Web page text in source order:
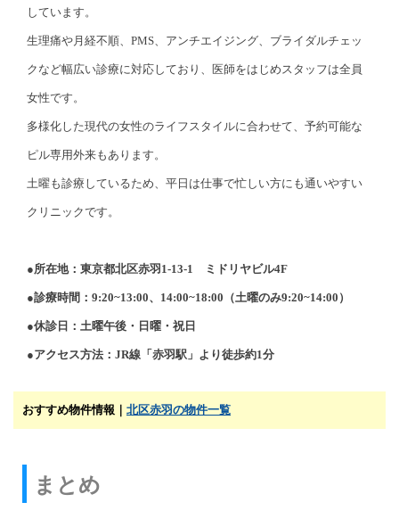
しています。
生理痛や月経不順、PMS、アンチエイジング、ブライダルチェッ
クなど幅広い診療に対応しており、医師をはじめスタッフは全員
女性です。
多様化した現代の女性のライフスタイルに合わせて、予約可能な
ピル専用外来もあります。
土曜も診療しているため、平日は仕事で忙しい方にも通いやすい
クリニックです。
●所在地：東京都北区赤羽1-13-1 ミドリヤビル4F
●診療時間：9:20~13:00、14:00~18:00（土曜のみ9:20~14:00）
●休診日：土曜午後・日曜・祝日
●アクセス方法：JR線「赤羽駅」より徒歩約1分
おすすめ物件情報｜ 北区赤羽の物件一覧
まとめ